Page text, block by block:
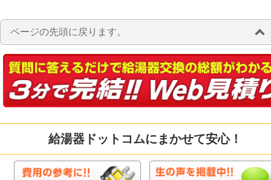
ページの先頭に戻ります。
給湯器ドットコムにまかせて安心！